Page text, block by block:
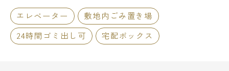
エレベーター
敷地内ごみ置き場
24時間ゴミ出し可
宅配ボックス